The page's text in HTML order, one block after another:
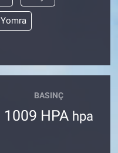
Yomra
BASINÇ
1009 HPA hpa